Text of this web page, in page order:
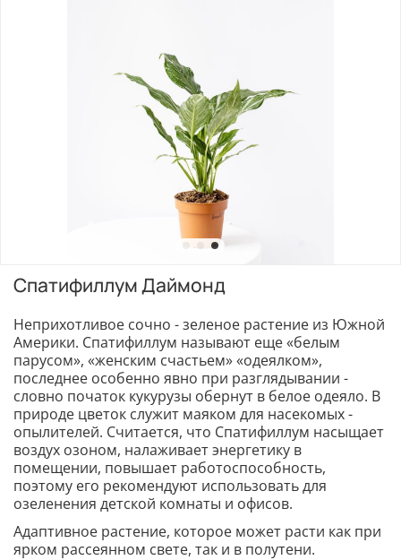
Спатифиллум Даймонд
Неприхотливое сочно - зеленое растение из Южной
Америки. Спатифиллум называют еще «белым
парусом», «женским счастьем» «одеялком»,
последнее особенно явно при разглядывании -
словно початок кукурузы обернут в белое одеяло. В
природе цветок служит маяком для насекомых -
опылителей. Считается, что Спатифиллум насыщает
воздух озоном, налаживает энергетику в
помещении, повышает работоспособность,
поэтому его рекомендуют использовать для
озеленения детской комнаты и офисов.
Адаптивное растение, которое может расти как при
ярком рассеянном свете, так и в полутени.